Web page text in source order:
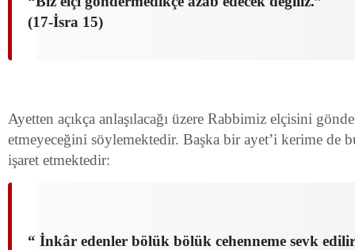
(17-İsra 15)
Ayetten açıkça anlaşılacağı üzere Rabbimiz elçisini
etmeyeceğini söylemektedir. Başka bir ayet’i kerime de
işaret etmektedir:
“ İnkâr edenler bölük bölük cehenneme sevk